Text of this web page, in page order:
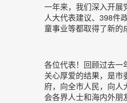
一年来，我们深入开展
人大代表建议、398件
童事业等都取得了新的
各位代表！回顾过去一
关心厚爱的结果，是
府，向全市人民，向
会各界人士和海内外